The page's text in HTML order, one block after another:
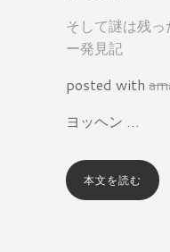
そして謎は残
ー発見記
posted with
ヨッヘン …
本文を読む